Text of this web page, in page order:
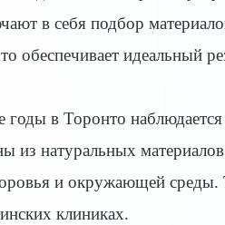
в себя подбор
обеспечивает идеальный
в Торонто наблюдается
из натуральных
и окружающей
клиниках.